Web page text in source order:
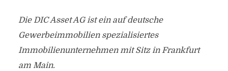
Die DIC Asset AG ist ein auf deutsche
Gewerbeimmobilien spezialisiertes
Immobilienunternehmen mit Sitz in Frankfurt
am Main.